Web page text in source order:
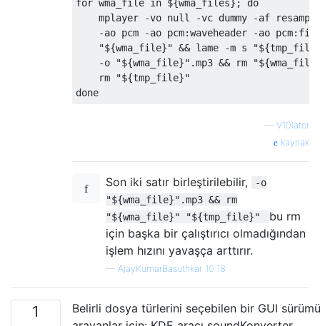
for wma_file in ${wma_files };
do
    mplayer
-vo null -vc dummy -af
-ao pcm -ao pcm:waveheader -ao pcm:
"${wma_file}" && lame -m s
-o "${wma_file}" .mp3 && rm
    rm
"${tmp_file}"
done
— V10lator
kaynak
Son iki satır birleştirilebilir,
-o
"${wma_file}".mp3 && rm
"${wma_file}" "${tmp_file}"
bu rm
için başka bir çalıştırıcı olmadığından
işlem hızını yavaşça arttırır.
— AjayKumarBasuthkar 10:18
1
Belirli dosya türlerini seçebilen bir GUI sürümü